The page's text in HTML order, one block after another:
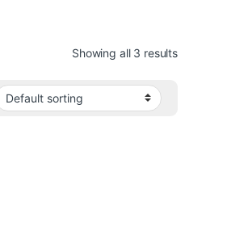
Showing all 3 results